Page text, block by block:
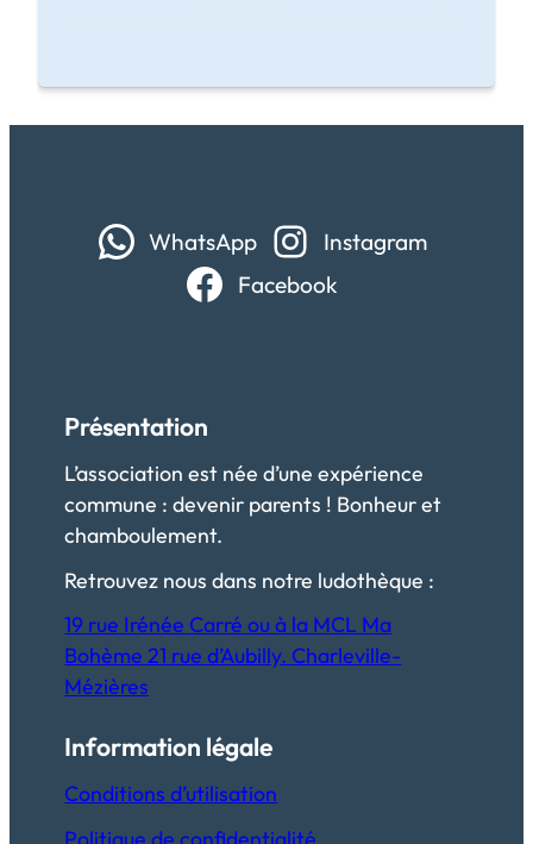
WhatsApp
Instagram
Facebook
Présentation
L’association est née d’une expérience
commune : devenir parents ! Bonheur et
chamboulement.
Retrouvez nous dans notre ludothèque :
19 rue Irénée Carré ou à la MCL Ma
Bohème 21 rue d’Aubilly. Charleville-
Mézières
Information légale
Conditions d’utilisation
Politique de confidentialité